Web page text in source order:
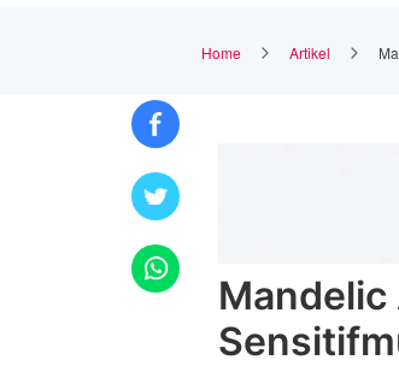
Home Artikel
Mandelic